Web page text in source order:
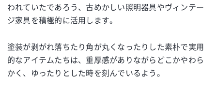
われていたであろう、古めかしい照明器具やヴィンテー
ジ家具を積極的に活用します。
塗装が剥がれ落ちたり角が丸くなったりした素朴で実用
的なアイテムたちは、重厚感がありながらどこかやわら
かく、ゆったりとした時を刻んでいるよう。